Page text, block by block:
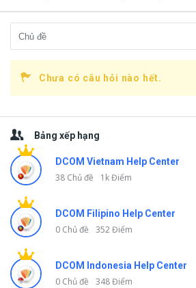
Chưa có câu hỏi nào hết.
Thanh
bên
Bảng xếp hạng
DCOM Vietnam Help Center
38 Chủ đề 1k Điểm
DCOM Filipino Help Center
0 Chủ đề 352 Điểm
DCOM Indonesia Help Center
0 Chủ đề 348 Điểm